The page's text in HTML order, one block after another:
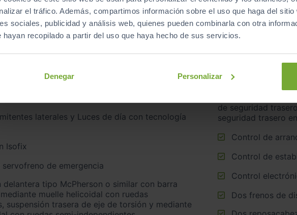
el tráfico. Además, compartimos información sobre el uso que haga del
sociales, publicidad y análisis web, quienes pueden combinarla con otra
hayan recopilado a partir del uso que haya hecho de sus servicios.
Denegar Personalizar
delantero
Isofix
servofreno de emergencia
muelle helicoidal con ruedas
suspensión trasera de eje de torsión y mediante
acompañante
de seguridad
seguridad trasero
Control de
Control de
Control
Dos frenos de